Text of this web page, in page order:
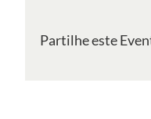
Partilhe este